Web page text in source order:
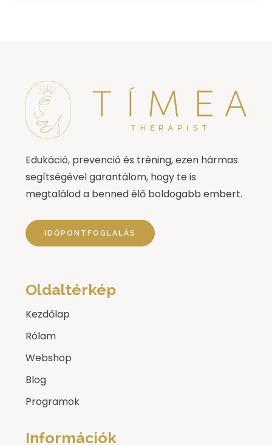
Edukáció, prevenció és tréning, ezen hármas
segítségével garantálom, hogy te is
megtalálod a benned élő boldogabb embert.
IDŐPONTFOGLALÁS
Oldaltérkép
Kezdőlap
Rólam
Webshop
Blog
Programok
Információk